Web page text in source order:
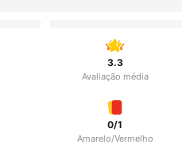
3.3
Avaliação média
0/1
Amarelo/Vermelho